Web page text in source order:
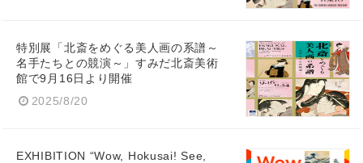
特別展「北斎をめぐる美人画の系譜～
名手たちとの競演～」すみだ北斎美術
館で9月16日より開催
2025/8/20
EXHIBITION “Wow, Hokusai! See,